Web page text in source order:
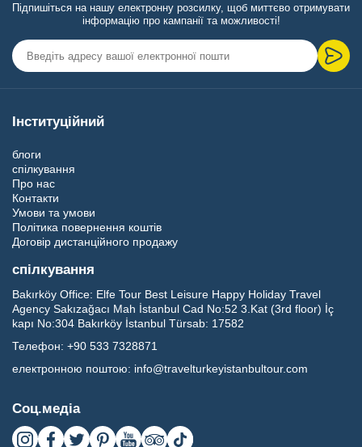
Підпишіться на нашу електронну розсилку, щоб миттєво отримувати
інформацію про кампанії та можливості!
Інституційний
блоги
спілкування
Про нас
Контакти
Умови та умови
Політика повернення коштів
Договір дистанційного продажу
спілкування
Bakırköy Office: Elfe Tour Best Leisure Happy Holiday Travel
Agency Sakızağacı Mah İstanbul Cad No:52 3.Kat (3rd floor) İç
kapı No:304 Bakırköy İstanbul Türsab: 17582
Телефон: +90 533 7328871
електронною поштою: info@travelturkeyistanbultour.com
Соц.медіа